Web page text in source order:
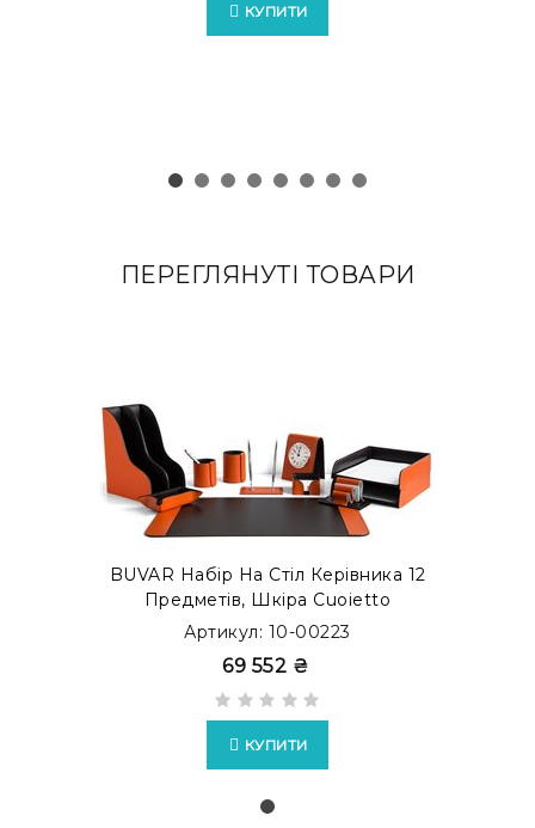
КУПИТИ
ПЕРЕГЛЯНУТІ ТОВАРИ
BUVAR Набір На Стіл Керівника 12
Предметів, Шкіра Cuoietto
Артикул: 10-00223
69 552 ₴
КУПИТИ